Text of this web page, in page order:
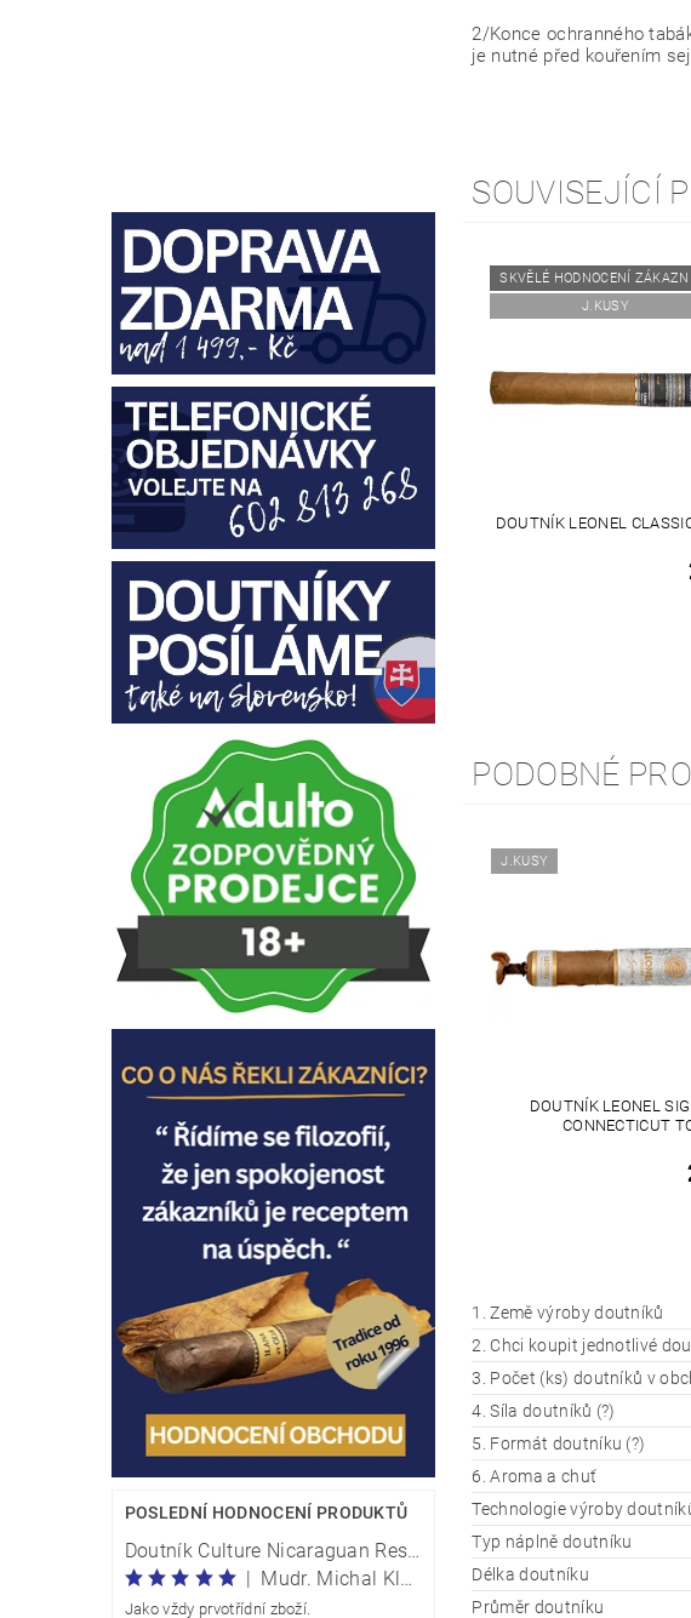
POSLEDNÍ HODNOCENÍ PRODUKTŮ
Doutník Culture Nicaraguan Reserve Perla Traveller - box 20 kusů
|
Mudr. Michal Klečka
Jako vždy prvotřídní zboží.
2/Konce ochranného
je nutné před kouřením
SOUVISEJÍCÍ
SKVĚLÉ HODNOCENÍ
J.KUSY
DOUTNÍK LEONEL
PODOBNÉ
J.KUSY
DOUTNÍK LEONEL
CONNECTICUT
1. Země výroby doutníků
2. Chci koupit jednotlivé
3. Počet (ks) doutníků v
4. Síla doutníků (?)
5. Formát doutníku (?)
6. Aroma a chuť
Technologie výroby
Typ náplně doutníku
Délka doutníku
Průměr doutníku